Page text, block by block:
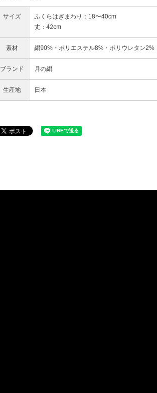
サイズ
ふくらはぎまわり：18〜40cm
丈：42cm
素材 絹90%・ポリエステル8%・ポリウレタン2%
ブランド 月の絹
生産地 日本